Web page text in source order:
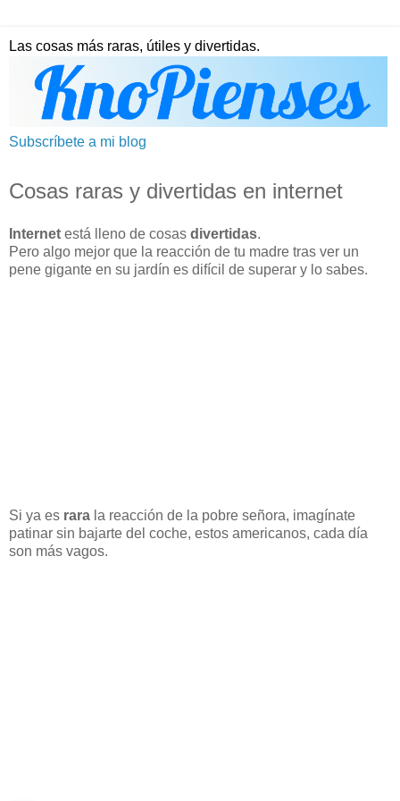
Las cosas más raras, útiles y divertidas.
Subscríbete a mi blog
Cosas raras y divertidas en internet
Internet está lleno de cosas divertidas.
Pero algo mejor que la reacción de tu madre tras ver un
pene gigante en su jardín es difícil de superar y lo sabes.
Si ya es rara la reacción de la pobre señora, imagínate
patinar sin bajarte del coche, estos americanos, cada día
son más vagos.